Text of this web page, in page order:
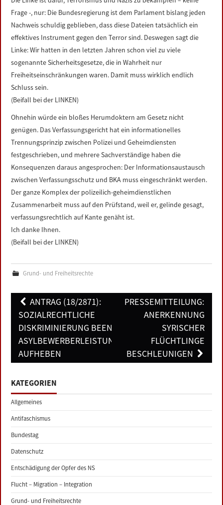
Frage -, nur: Die Bundesregierung ist dem Parlament bislang jeden
Nachweis schuldig geblieben, dass diese Dateien tatsächlich ein
effektives Instrument gegen den Terror sind. Deswegen sagt die
Linke: Wir hatten in den letzten Jahren schon viel zu viele
sogenannte Sicherheitsgesetze, die in Wahrheit nur
Freiheitseinschränkungen waren. Damit muss wirklich endlich
Schluss sein.
(Beifall bei der LINKEN)
Ohnehin würde ein bloßes Herumdoktern am Gesetz nicht
genügen. Das Verfassungsgericht hat ein informationelles
Trennungsprinzip zwischen Polizei und Geheimdiensten
festgeschrieben, und mehrere Sachverständige haben die
Konsequenzen daraus angesprochen: Der Informationsaustausch
zwischen Verfassungsschutz und BKA muss eingeschränkt werden.
Der ganze Komplex der polizeilich-geheimdienstlichen
Zusammenarbeit muss auf den Prüfstand, weil er, gelinde gesagt,
verfassungsrechtlich auf Kante genäht ist.
Ich danke Ihnen.
(Beifall bei der LINKEN)
Grund- und Freiheitsrechte
Post
navigation
ANTRAG (18/2871):
SOZIALRECHTLICHE
DISKRIMINIERUNG BEENDEN –
ASYLBEWERBERLEISTUNGSGESETZ
AUFHEBEN
PRESSEMITTEILUNG:
ANERKENNUNG
SYRISCHER
FLÜCHTLINGE
BESCHLEUNIGEN
KATEGORIEN
Allgemeines
Antifaschismus
Bundestag
Datenschutz
Entschädigung der Opfer des NS
Flucht – Migration – Integration
Grund- und Freiheitsrechte